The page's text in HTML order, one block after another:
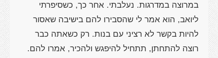
במרוצה במדרגות. נעלבתי. אחר כך, כשסיפרתי
ליואב, הוא אמר לי שהסבירו להם בישיבה שאסור
להיות בקשר לא רציני עם בנות. רק כשאתה כבר
רוצה להתחתן, תתחיל להיפגש ולהכיר, אמרו להם.